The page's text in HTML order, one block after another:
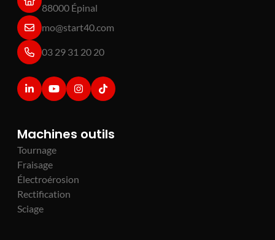
88000 Épinal
mo@start40.com
03 29 31 20 20
Machines outils
Tournage
Fraisage
Électroérosion
Rectification
Sciage